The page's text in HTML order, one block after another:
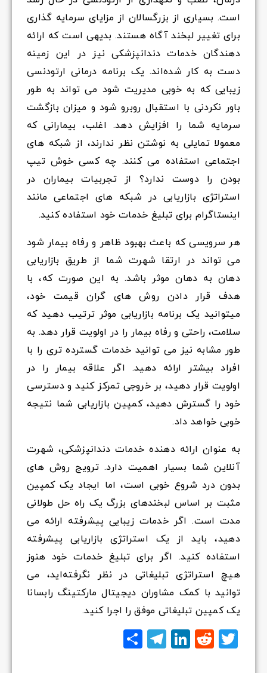
است. بسیاری از بزرگسالان از مزایای سرمایه گذاری
برای تغییر لبخند آگاه هستند. بدیهی است که ارائه
دهندگان خدمات دندانپزشکی نیز در این زمینه
دست به کار شده‌اند. یک برنامه درمانی ارتودنسی
زیبایی که به خوبی مدیریت شود می تواند به طور
باور نکردنی با استقبال روبرو شود و میزان بازگشت
سرمایه شما را افزایش دهد. اغلب، بیمارانی که
معمولا تمایلی به نوشتن نظر ندارند، از شبکه های
اجتماعی استفاده می کنند. چه کسی خوش تیپ
بودن را دوست ندارد؟ از تجربیات بیماران در
استراتژی بازاریابی در شبکه های اجتماعی مانند
اینستاگرام برای تبلیغ خدمات خود استفاده کنید.
هر سرویسی که باعث بهبود ظاهر و رفاه بیمار شود
می تواند در ارتقا شهرت شما از طریق بازاریابی
دهان به دهان موثر باشد. به این صورت که، با
هدف قرار دادن روش های گران قیمت خود،
میتوانید یک برنامه بازاریابی موثر ترتیب دهید که
سلامت، راحتی و رفاه بیمار را در اولویت قرار دهد. به
طور مشابه نیز می توانید خدمات گسترده تری را با
افراد بیشتر ارائه دهید. اگر علاقه بیمار را در
اولویت قرار دهید، بر خروجی تمرکز کنید و دسترسی
خود را گسترش دهید، کمپین بازاریابی شما نتیجه
خوبی خواهد داد.
به عنوان ارائه دهنده خدمات دندانپزشکی، شهرت
آنلاین شما بسیار اهمیت دارد. ترویج روش های
بدون درد شروع خوبی است، اما ایجاد یک کمپین
مثبت بر اساس لبخندهای بزرگ یک راه حل طولانی
مدت است. اگر خدمات زیبایی پیشرفته ارائه می
دهید، باید از یک استراتژی بازاریابی پیشرفته
استفاده کنید. اگر برای تبلیغ خدمات خود
هنوز
هیچ استراتژی تبلیغاتی در نظر نگرفته‌اید، می
توانید با کمک مشاوران دیجیتال مارکتینگ رابسانا
یک کمپین تبلیغاتی موفق را اجرا کنید.
Twitter
Reddit
LinkedIn
Telegram
اشتراک
گذاری